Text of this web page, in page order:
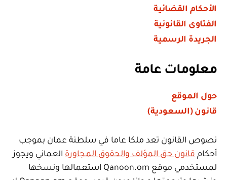
الأحكام القضائية
الفتاوى القانونية
الجريدة الرسمية
معلومات عامة
حول الموقع
قانون (السعودية)
نصوص القانون تعد ملكا عاما في سلطنة عمان بموجب
أحكام قانون حق المؤلف والحقوق المجاورة العماني ويجوز
لمستخدمي موقع Qanoon.om استعمالها ونسخها